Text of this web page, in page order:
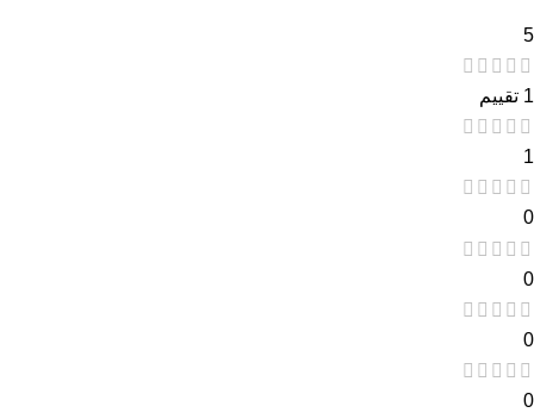
5
1 تقييم
1
0
0
0
0